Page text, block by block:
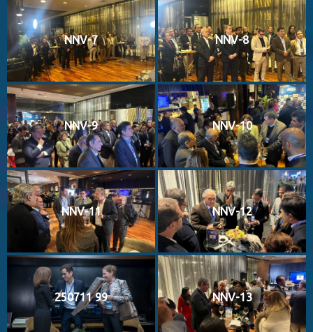
NNV-7 NNV-8
NNV-9 NNV-10
NNV-11 NNV-12
250711 99 NNV-13